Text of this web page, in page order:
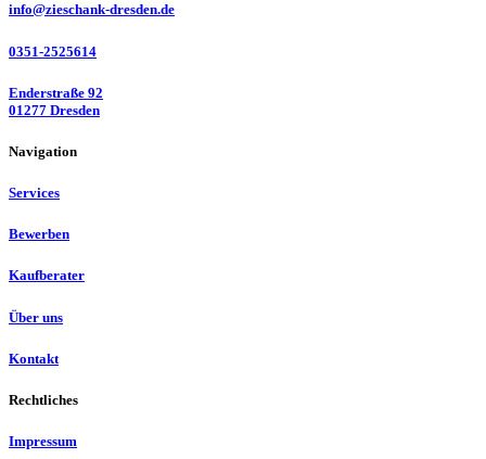
info@zieschank-dresden.de
0351-2525614
Enderstraße 92
01277 Dresden
Navigation
Services
Bewerben
Kaufberater
Über uns
Kontakt
Rechtliches
Impressum